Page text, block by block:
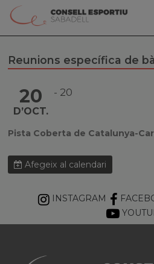
Reunions específica de
20
D’OCT.
20
Pista Coberta de Catalunya-
Afegeix al calendari
INSTAGRAM